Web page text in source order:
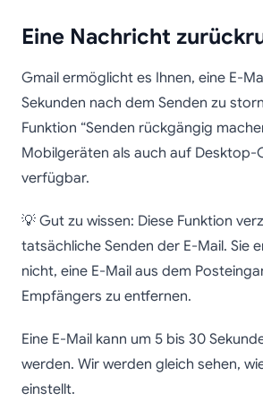
Eine Nachricht
Gmail ermöglicht es Ihnen, eine E-
Sekunden nach dem Senden zu
Funktion “Senden rückgängig
Mobilgeräten als auch auf Desktop-
verfügbar.
💡 Gut zu wissen: Diese Funktion
tatsächliche Senden der E-Mail. Sie
nicht, eine E-Mail aus dem
Empfängers zu entfernen.
Eine E-Mail kann um 5 bis 30
werden. Wir werden gleich sehen,
einstellt.